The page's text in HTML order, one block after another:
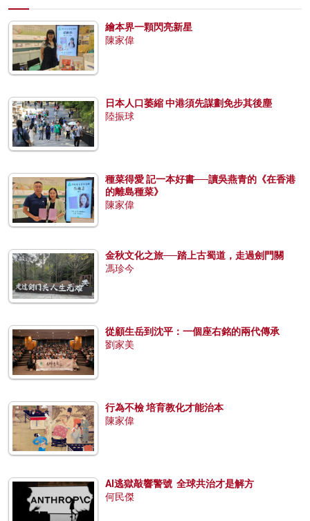
繪本界一顆閃亮新星
陳家偉
日本人口萎縮 中港須先謀劃免步其後塵
陸振球
種菜得愛 記一本好書──讀吳燕青的《在香港
的離島種菜》
陳家偉
金秋文化之旅──踏上古蜀道，走過劍門關
馮珍今
從顧生岳到沈平：一個座右銘的兩代傳承
劉家美
行為不檢 培育教化才能治本
陳家偉
AI逃獄敲響警號 全球共治才是解方
何民傑